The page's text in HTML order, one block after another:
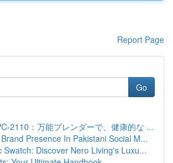
Report Page
Go
2110：万能ブレンダーで、健康的な ...
Presence In Pakistani Social M...
Swatch: Discover Nero Living's Luxu...